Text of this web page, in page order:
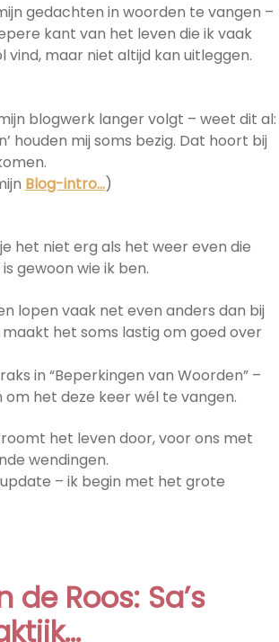
gedachten in woorden te vangen –
kant van het leven die ik vaak
vind, maar niet altijd kan uitleggen.
blogwerk langer volgt – weet dit al:
houden mij soms bezig. Dat hoort bij
Blog-intro…)
het niet erg als het weer even die
gewoon wie ik ben.
lopen vaak net even anders dan bij
het soms lastig om goed over
in “Beperkingen van Woorden” –
om het deze keer wél te vangen.
het leven door, voor ons met
wendingen.
– ik begin met het grote
de Roos: Sa’s